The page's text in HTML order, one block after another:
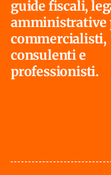
guide fiscali,
amministrative
commercialisti,
consulenti e
professionisti.